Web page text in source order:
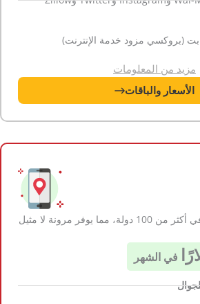
(بروكسي مزود خدمة الإنترنت)
مزيد من المعلومات
الأسعار والباقات
أجهزة محمولة حقيقية في أكثر من 100 دولة، مما يوفر مرونة لا مثيل
في الشهر